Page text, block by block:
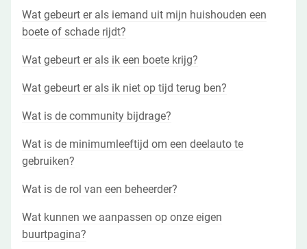
Wat gebeurt er als iemand uit mijn huishouden een
boete of schade rijdt?
Wat gebeurt er als ik een boete krijg?
Wat gebeurt er als ik niet op tijd terug ben?
Wat is de community bijdrage?
Wat is de minimumleeftijd om een deelauto te
gebruiken?
Wat is de rol van een beheerder?
Wat kunnen we aanpassen op onze eigen
buurtpagina?